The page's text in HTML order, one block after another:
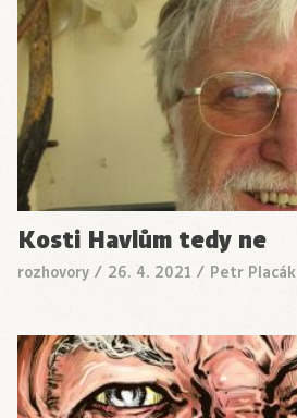
Kosti Havlům tedy ne
rozhovory / 26. 4. 2021 / Petr Placák